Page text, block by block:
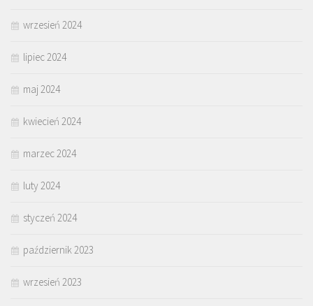
wrzesień 2024
lipiec 2024
maj 2024
kwiecień 2024
marzec 2024
luty 2024
styczeń 2024
październik 2023
wrzesień 2023